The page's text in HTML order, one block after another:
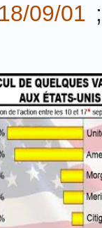
09/01